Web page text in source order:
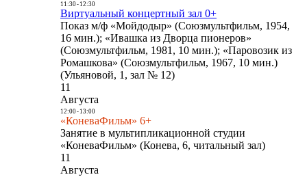
11:30- 12:30
Виртуальный концертный зал 0+
Показ м/ф «Мойдодыр» (Союзмультфильм, 1954,
16 мин.); «Ивашка из Дворца пионеров»
(Союзмультфильм, 1981, 10 мин.); «Паровозик из
Ромашкова» (Союзмультфильм, 1967, 10 мин.)
(Ульяновой, 1, зал № 12)
11
Августа
12:00- 13:00
«КоневаФильм» 6+
Занятие в мультипликационной студии
«КоневаФильм» (Конева, 6, читальный зал)
11
Августа